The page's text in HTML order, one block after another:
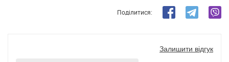
Поділитися:
Залишити відгук